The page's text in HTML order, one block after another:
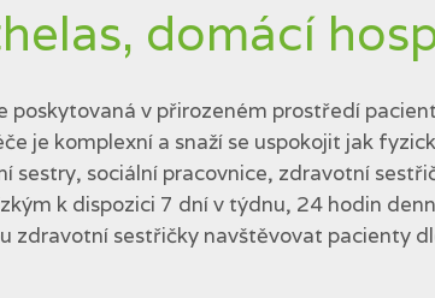
domácí
v přirozeném prostředí
je komplexní a snaží se uspokojit jak
sociální pracovnice, zdravotní
k dispozici 7 dní v týdnu, 24 hodin
zdravotní sestřičky navštěvovat pacienty